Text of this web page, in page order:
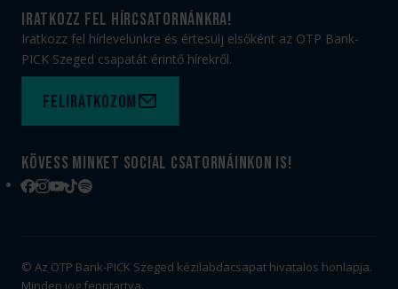
Munkatársaink
PICK Aréna
Sajtóakkreditáció
Jegy- és bérletvásárlás
Webshop
Adatvédelem
Felhasználási feltételek
iratkozz fel hírcsatornánkra!
Iratkozz fel hírlevelünkre és értesülj elsőként az OTP Bank-
PICK Szeged csapatát érintő hírekről.
Feliratkozom
Kövess minket social csatornáinkon is!
Facebook
Instagram
YouTube
TikTokSpotify
© Az OTP Bank-PICK Szeged kézilabdacsapat hivatalos honlapja.
Minden jog fenntartva.